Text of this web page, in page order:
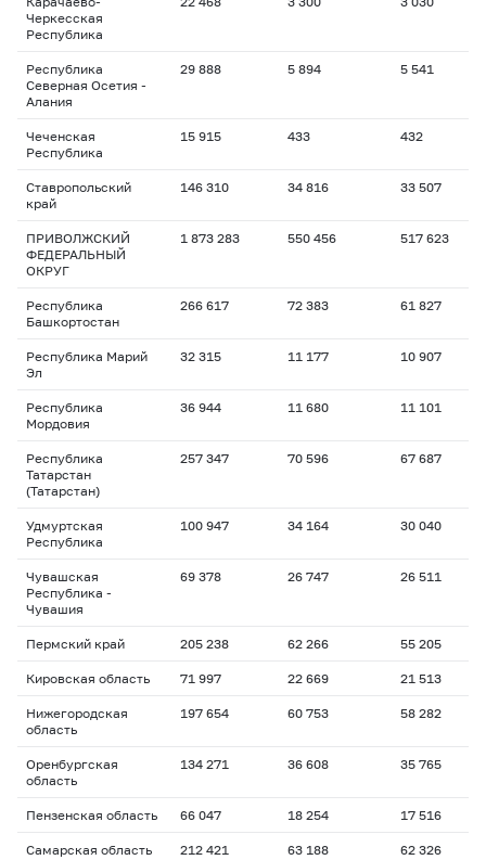
Черкесская
Республика
Республика
Северная Осетия -
Алания
29 888 5 894 5 541
Чеченская
Республика
15 915 433 432
Ставропольский
край
146 310 34 816 33 507
ПРИВОЛЖСКИЙ
ФЕДЕРАЛЬНЫЙ
ОКРУГ
1 873 283 550 456 517 623
Республика
Башкортостан
266 617 72 383 61 827
Республика Марий
Эл
32 315 11 177 10 907
Республика
Мордовия
36 944 11 680 11 101
Республика
Татарстан
(Татарстан)
257 347 70 596 67 687
Удмуртская
Республика
100 947 34 164 30 040
Чувашская
Республика -
Чувашия
69 378 26 747 26 511
Пермский край 205 238 62 266 55 205
Кировская область 71 997 22 669 21 513
Нижегородская
область
197 654 60 753 58 282
Оренбургская
область
134 271 36 608 35 765
Пензенская область 66 047 18 254 17 516
Самарская область 212 421 63 188 62 326